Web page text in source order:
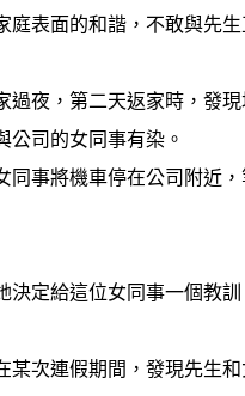
表面的和諧，不敢與先
夜，第二天返家時，發
司的女同事有染。
事將機車停在公司附近
定給這位女同事一個教
次連假期間，發現先生